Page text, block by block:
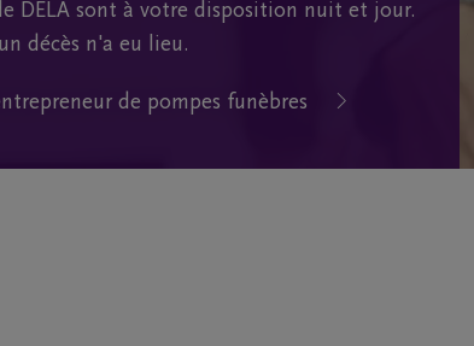
DELA sont à votre disposition nuit et jour.
décès n'a eu lieu.
de pompes funèbres